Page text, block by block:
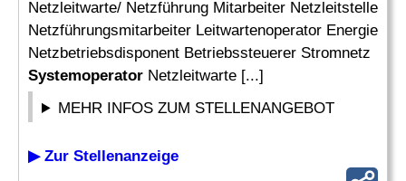
Netzleitwarte/ Netzführung Mitarbeiter Netzleitstelle
Netzführungsmitarbeiter Leitwartenoperator Energie
Netzbetriebsdisponent Betriebssteuerer Stromnetz
Systemoperator Netzleitwarte [...]
MEHR INFOS ZUM STELLENANGEBOT
▶ Zur Stellenanzeige